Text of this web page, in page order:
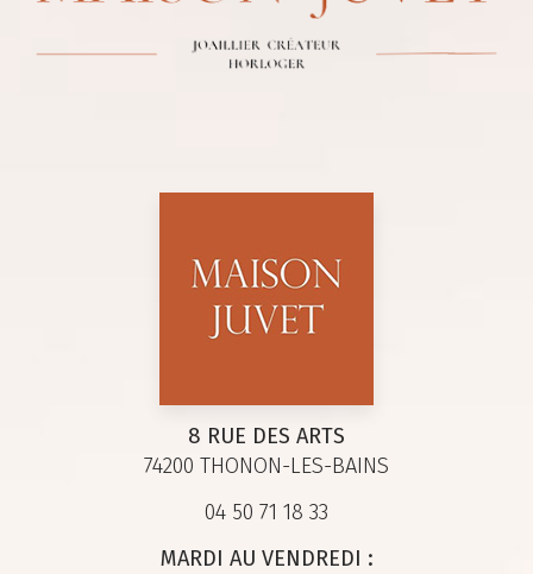
8 RUE DES ARTS
74200 THONON-LES-BAINS
04 50 71 18 33
MARDI AU VENDREDI :